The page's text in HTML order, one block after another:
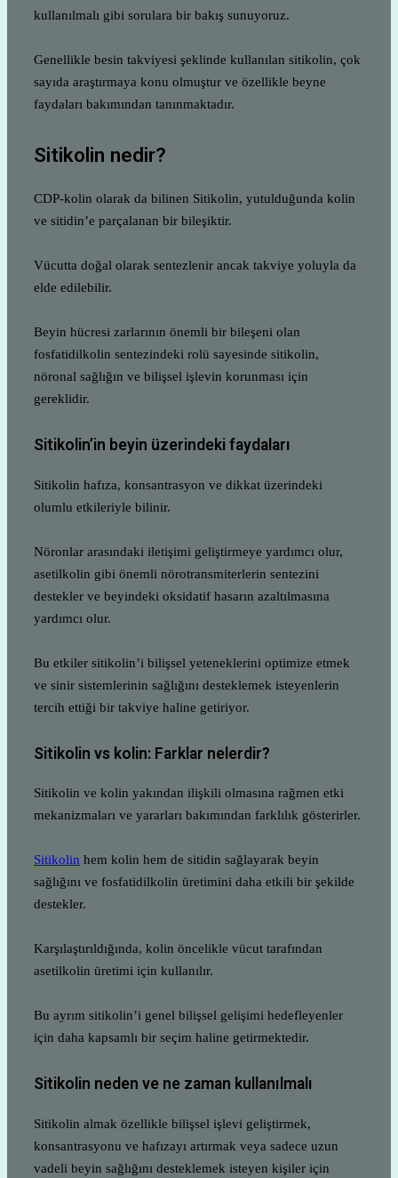
kullanılmalı gibi sorulara bir bakış sunuyoruz.
Genellikle besin takviyesi şeklinde kullanılan sitikolin, çok
sayıda araştırmaya konu olmuştur ve özellikle beyne
faydaları bakımından tanınmaktadır.
Sitikolin nedir?
CDP-kolin olarak da bilinen Sitikolin, yutulduğunda kolin
ve sitidin’e parçalanan bir bileşiktir.
Vücutta doğal olarak sentezlenir ancak takviye yoluyla da
elde edilebilir.
Beyin hücresi zarlarının önemli bir bileşeni olan
fosfatidilkolin sentezindeki rolü sayesinde sitikolin,
nöronal sağlığın ve bilişsel işlevin korunması için
gereklidir.
Sitikolin’in beyin üzerindeki faydaları
Sitikolin hafıza, konsantrasyon ve dikkat üzerindeki
olumlu etkileriyle bilinir.
Nöronlar arasındaki iletişimi geliştirmeye yardımcı olur,
asetilkolin gibi önemli nörotransmiterlerin sentezini
destekler ve beyindeki oksidatif hasarın azaltılmasına
yardımcı olur.
Bu etkiler sitikolin’i bilişsel yeteneklerini optimize etmek
ve sinir sistemlerinin sağlığını desteklemek isteyenlerin
tercih ettiği bir takviye haline getiriyor.
Sitikolin vs kolin: Farklar nelerdir?
Sitikolin ve kolin yakından ilişkili olmasına rağmen etki
mekanizmaları ve yararları bakımından farklılık gösterirler.
Sitikolin hem kolin hem de sitidin sağlayarak beyin
sağlığını ve fosfatidilkolin üretimini daha etkili bir şekilde
destekler.
Karşılaştırıldığında, kolin öncelikle vücut tarafından
asetilkolin üretimi için kullanılır.
Bu ayrım sitikolin’i genel bilişsel gelişimi hedefleyenler
için daha kapsamlı bir seçim haline getirmektedir.
Sitikolin neden ve ne zaman kullanılmalı
Sitikolin almak özellikle bilişsel işlevi geliştirmek,
konsantrasyonu ve hafızayı artırmak veya sadece uzun
vadeli beyin sağlığını desteklemek isteyen kişiler için